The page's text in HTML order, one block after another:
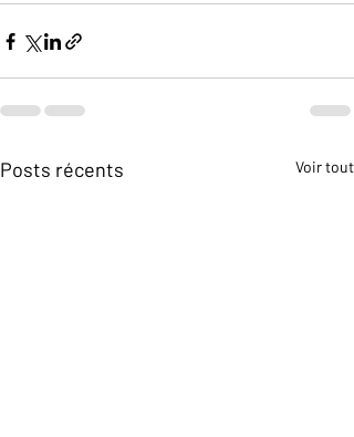
Posts récents Voir tout